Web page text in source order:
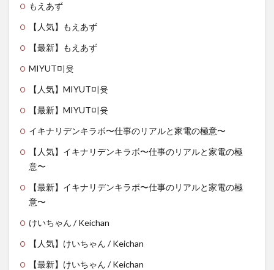
もえあず
【人気】もえあず
【最新】もえあず
MIYUT미윳
【人気】MIYUT미윳
【最新】MIYUT미윳
イキナリデンキラボ〜仕事のリアルと家電の極意〜
【人気】イキナリデンキラボ〜仕事のリアルと家電の極
意〜
【最新】イキナリデンキラボ〜仕事のリアルと家電の極
意〜
けいちゃん / Keichan
【人気】けいちゃん / Keichan
【最新】けいちゃん / Keichan